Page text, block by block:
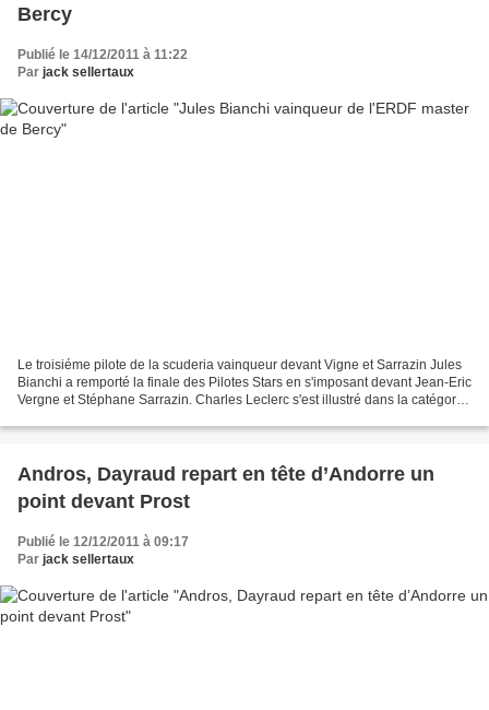
Bercy
Publié le 14/12/2011 à 11:22
Par jack sellertaux
Le troisiéme pilote de la scuderia vainqueur devant Vigne et Sarrazin Jules
Bianchi a remporté la finale des Pilotes Stars en s'imposant devant Jean-Eric
Vergne et Stéphane Sarrazin. Charles Leclerc s'est illustré dans la catégorie
Andros, Dayraud repart en tête d’Andorre un
point devant Prost
Publié le 12/12/2011 à 09:17
Par jack sellertaux